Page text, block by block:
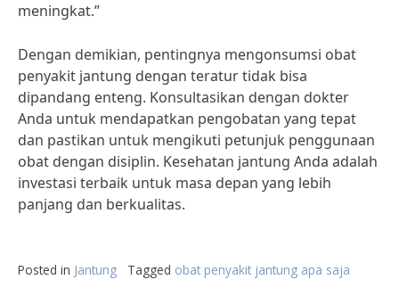
meningkat.”
Dengan demikian, pentingnya mengonsumsi obat
penyakit jantung dengan teratur tidak bisa
dipandang enteng. Konsultasikan dengan dokter
Anda untuk mendapatkan pengobatan yang tepat
dan pastikan untuk mengikuti petunjuk penggunaan
obat dengan disiplin. Kesehatan jantung Anda adalah
investasi terbaik untuk masa depan yang lebih
panjang dan berkualitas.
Posted in Jantung Tagged obat penyakit jantung apa saja